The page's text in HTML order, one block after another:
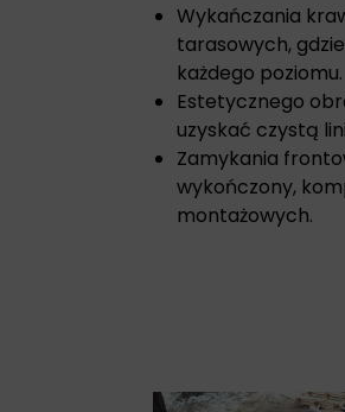
Wykańczania
tarasowych,
każdego poziomu.
Estetycznego
uzyskać czystą
Zamykania
wykończony,
montażowych.